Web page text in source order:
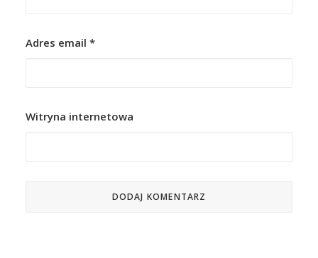
Adres email *
Witryna internetowa